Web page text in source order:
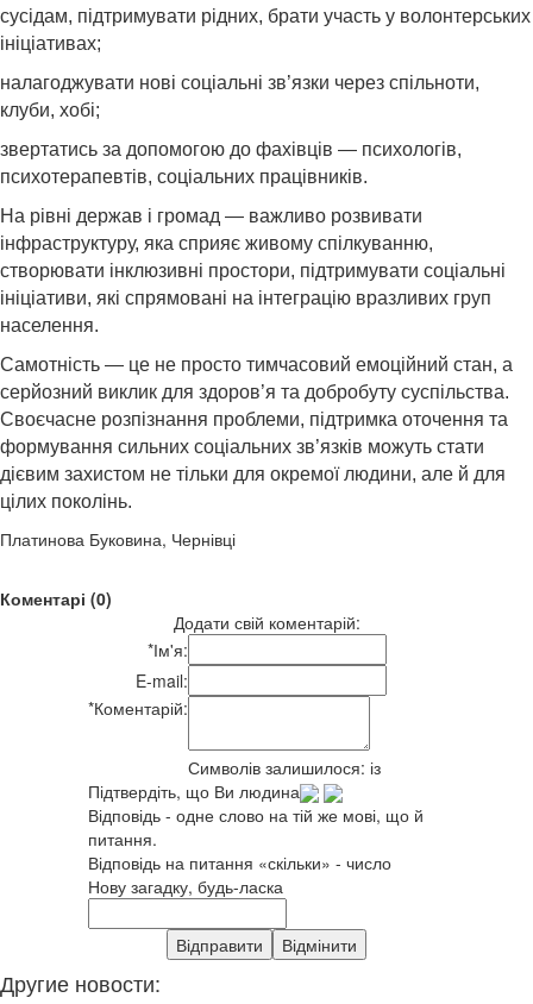
сусідам, підтримувати рідних, брати участь у волонтерських
ініціативах;
налагоджувати нові соціальні зв’язки через спільноти,
клуби, хобі;
звертатись за допомогою до фахівців — психологів,
психотерапевтів, соціальних працівників.
На рівні держав і громад — важливо розвивати
інфраструктуру, яка сприяє живому спілкуванню,
створювати інклюзивні простори, підтримувати соціальні
ініціативи, які спрямовані на інтеграцію вразливих груп
населення.
Самотність — це не просто тимчасовий емоційний стан, а
серйозний виклик для здоров’я та добробуту суспільства.
Своєчасне розпізнання проблеми, підтримка оточення та
формування сильних соціальних зв’язків можуть стати
дієвим захистом не тільки для окремої людини, але й для
цілих поколінь.
Платинова Буковина, Чернівці
Коментарі (0)
Додати свій коментарій:
*Ім'я:
E-mail:
*Коментарій:
Символів залишилося: із
Підтвердіть, що Ви людина
Відповідь - одне слово на тій же мові, що й
питання.
Відповідь на питання «скільки» - число
Нову загадку, будь-ласка
Другие новости: